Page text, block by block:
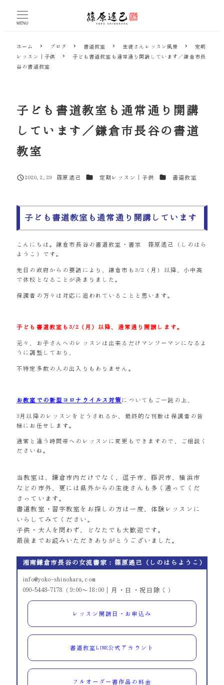
MENU
ホーム ブログ 書道教室 生徒さんレッスン風景
定期
レッスン｜子供
子ども書道教室も通常通り開講しています／鎌倉市長
谷の書道教室
子ども書道教室も通常通り開講
しています／鎌倉市長谷の書道
教室
投稿日
2020.2.29
篠原遙己 カテゴリー
定期レッスン｜子供 カテゴリー
書道教室
子ども書道教室も通常通り開講しています
こんにちは。鎌倉市長谷の書道教室・書家 篠原遙己（しのはら
ようこ）です。
先日の政府からの要請により、鎌倉市も3/2（月）以降、小中高
で休校となることが決まりました。
保護者の方々は対応に追われていることと思います。
子ども書道教室も3/2（月）以降、通常通り開講します。
元々、お子さんへのレッスンは出来るだけマンツーマンになるよ
うに調整しており、
不特定多数の人の出入りもありません。
お教室での新型コロナウイルス対策についてもご一読の上、
3月以降のレッスンをどうされるか、最終的な判断は保護者の皆
様にお任せします。
通常と違う時間帯へのレッスンに変更もできますので、ご相談く
ださいね。
当教室は、鎌倉市内だけでなく、逗子市、藤沢市、横浜市
などの市外、更には県外からの生徒さんも多く通ってくだ
さっています。
書道教室・習字教室をお探しの方は一度、体験レッスンに
いらしてみてください。
子供・大人を問わず、どなたでも大歓迎です。
最後までお読みいただきありがとうございました。
湘南鎌倉市長谷の女流書家：篠原遙己（しのはらようこ）
info@yoko-shinohara.com
090-5448-7178（9:00～18:00｜月・日・祝日除く）
レッスン開講日・お申込み
書道教室LINE公式アカウント
フルオーダー書作品の料金